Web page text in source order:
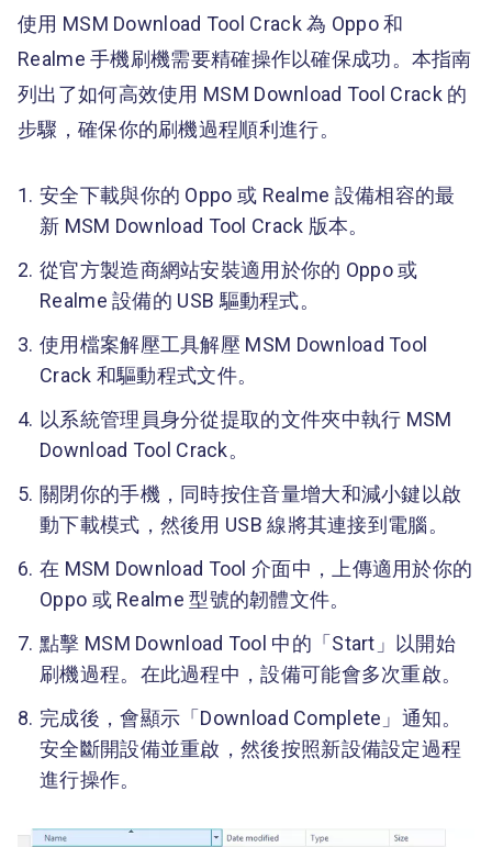
使用 MSM Download Tool Crack 為 Oppo 和
Realme 手機刷機需要精確操作以確保成功。本指南
列出了如何高效使用 MSM Download Tool Crack 的
步驟，確保你的刷機過程順利進行。
安全下載與你的 Oppo 或 Realme 設備相容的最
新 MSM Download Tool Crack 版本。
從官方製造商網站安裝適用於你的 Oppo 或
Realme 設備的 USB 驅動程式。
使用檔案解壓工具解壓 MSM Download Tool
Crack 和驅動程式文件。
以系統管理員身分從提取的文件夾中執行 MSM
Download Tool Crack。
關閉你的手機，同時按住音量增大和減小鍵以啟
動下載模式，然後用 USB 線將其連接到電腦。
在 MSM Download Tool 介面中，上傳適用於你的
Oppo 或 Realme 型號的韌體文件。
點擊 MSM Download Tool 中的「Start」以開始
刷機過程。在此過程中，設備可能會多次重啟。
完成後，會顯示「Download Complete」通知。
安全斷開設備並重啟，然後按照新設備設定過程
進行操作。